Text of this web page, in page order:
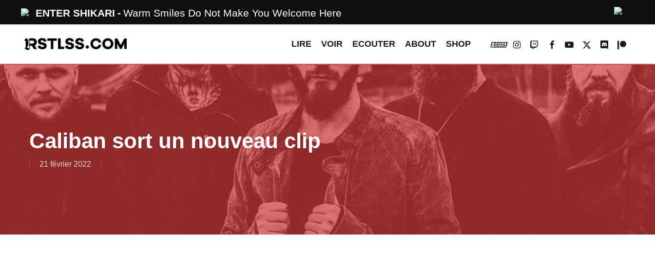
ENTER SHIKARI Warm Smiles Do Not Make You Welcome Here
LIRE VOIR ECOUTER ABOUT SHOP vk instagram
twitchfacebookyoutube
x-
discordpatreon
Caliban sort un nouveau clip
21 février 2022